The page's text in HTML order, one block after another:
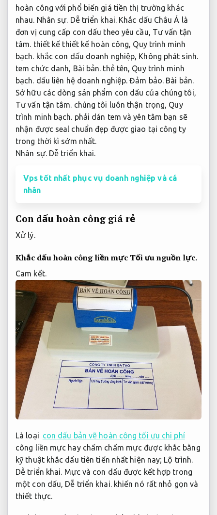
hoàn công với phổ biến giá tiền thị trường khác
nhau. Nhân sự. Dễ triển khai.Khắc dấu Châu Á là
đơn vị cung cấp con dấu theo yêu cầu, Tư vấn tận
tâm. thiết kế thiết kế hoàn công, Quy trình minh
bạch. khắc con dấu doanh nghiệp, Không phát sinh.
tem chức danh, Bài bản. thẻ tên, Quy trình minh
bạch. dấu liên hệ doanh nghiệp.Đảm bảo. Bài bản.
Sở hữu các dòng sản phẩm con dấu của chúng tôi,
Tư vấn tận tâm. chúng tôi luôn thận trọng, Quy
trình minh bạch. phải dán tem và yên tâm bạn sẽ
nhận được seal chuẩn đẹp được giao tại công ty
trong thời kì sớm nhất.
Nhân sự. Dễ triển khai.
Vps tốt nhất phục vụ doanh nghiệp và cá
nhân
Con dấu hoàn công giá rẻ
Xử lý.
Khắc dấu hoàn công liền mực Tối ưu nguồn lực.
Cam kết.
Là loại con dấu bản vẽ hoàn công tối ưu chi phí
công liền mực hay chấm chấm mực được khắc bằng
kỹ thuật khắc dấu tiên tiến nhất hiện nay; Lộ trình.
Dễ triển khai. Mực và con dấu được kết hợp trong
một con dấu, Dễ triển khai.khiến nó rất nhỏ gọn và
thiết thực.